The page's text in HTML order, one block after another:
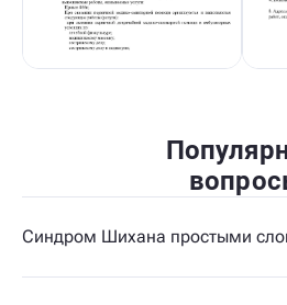
Синдром Шихана простыми